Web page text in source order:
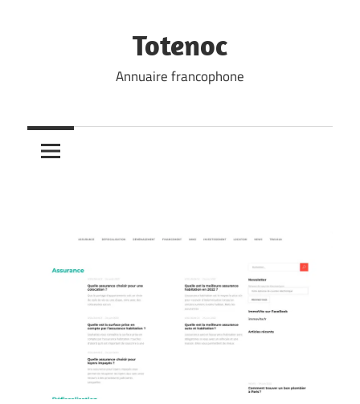
Totenoc
Annuaire francophone